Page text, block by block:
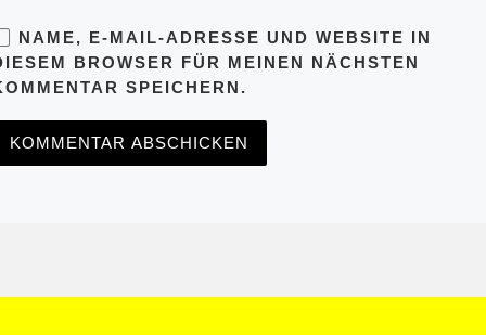
NAME, E-MAIL-ADRESSE UND WEBSITE IN
BROWSER FÜR MEINEN NÄCHSTEN
SPEICHERN.